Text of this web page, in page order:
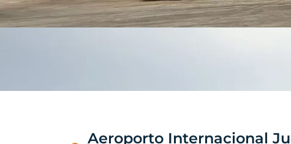
Aeroporto Internacional